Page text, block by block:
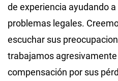
de experiencia ayudando
problemas legales.
escuchar sus
trabajamos
compensación por sus